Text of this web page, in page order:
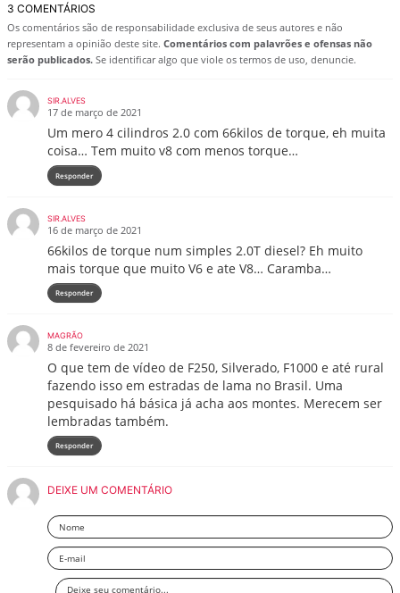
3 COMENTÁRIOS
Os comentários são de responsabilidade exclusiva de seus autores e não
representam a opinião deste site. Comentários com palavrões e ofensas não
serão publicados. Se identificar algo que viole os termos de uso, denuncie.
SIR.ALVES
17 de março de 2021
Um mero 4 cilindros 2.0 com 66kilos de torque, eh muita
coisa… Tem muito v8 com menos torque…
Responder
SIR.ALVES
16 de março de 2021
66kilos de torque num simples 2.0T diesel? Eh muito
mais torque que muito V6 e ate V8… Caramba…
Responder
MAGRÃO
8 de fevereiro de 2021
O que tem de vídeo de F250, Silverado, F1000 e até rural
fazendo isso em estradas de lama no Brasil. Uma
pesquisado há básica já acha aos montes. Merecem ser
lembradas também.
Responder
DEIXE UM COMENTÁRIO
Nome
Email
Deixe